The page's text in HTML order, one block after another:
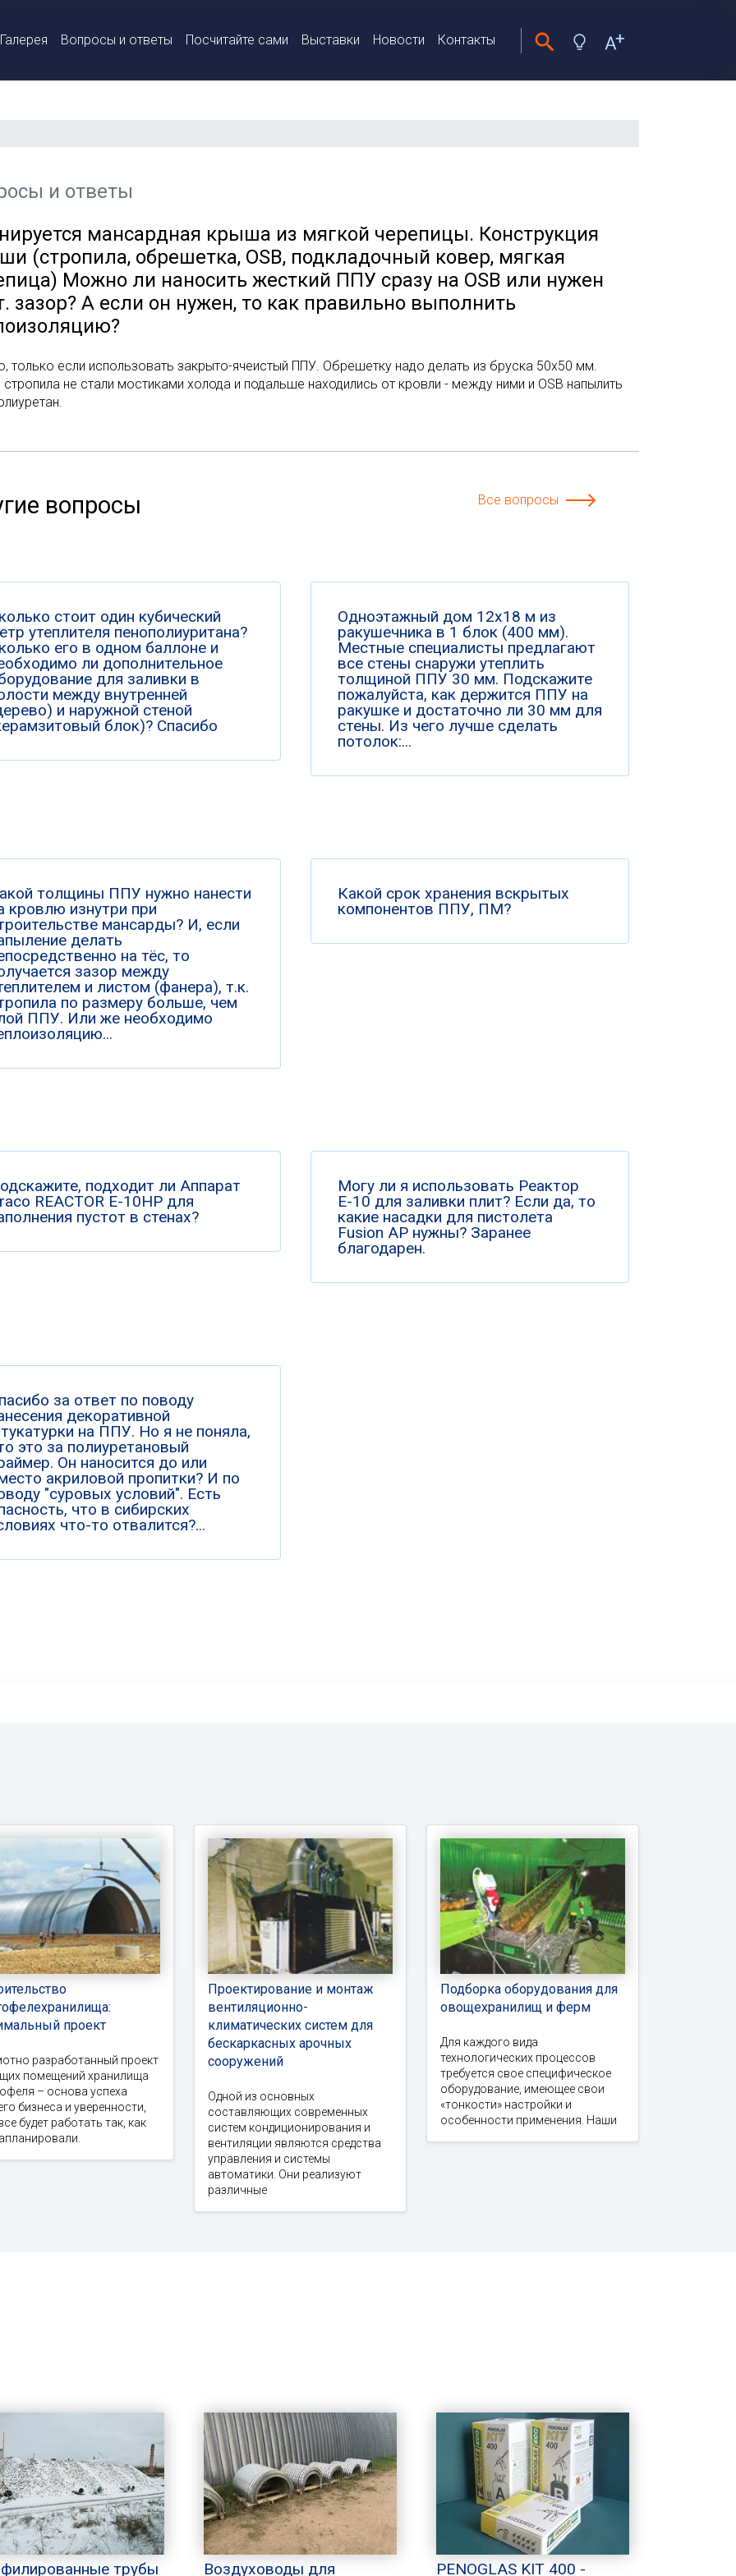
Галерея Вопросы и ответы Посчитайте сами Выставки Новости Контакты
и ответы
мансардная крыша из мягкой черепицы. Конструкция
(стропила, обрешетка, OSB, подкладочный ковер, мягкая
Можно ли наносить жесткий ППУ сразу на OSB или нужен
зазор? А если он нужен, то как правильно выполнить
только если использовать закрыто-ячеистый ППУ. Обрешетку надо делать из бруска 50х50 мм.
не cтали мостиками холода и подальше находились от кровли - между ними и OSB напылить
вопросы Все вопросы
стоит один кубический
утеплителя пенополиуритана?
его в одном баллоне и
ли дополнительное
для заливки в
между внутренней
и наружной стеной
блок)? Спасибо
Одноэтажный дом 12х18 м из
ракушечника в 1 блок (400 мм).
Местные специалисты предлагают
все стены снаружи утеплить
толщиной ППУ 30 мм. Подскажите
пожалуйста, как держится ППУ на
ракушке и достаточно ли 30 мм для
стены. Из чего лучше сделать
потолок:...
толщины ППУ нужно нанести
кровлю изнутри при
мансарды? И, если
делать
на тёс, то
зазор между
и листом (фанера), т.к.
по размеру больше, чем
ППУ. Или же необходимо
Какой срок хранения вскрытых
компонентов ППУ, ПМ?
подходит ли Аппарат
REACTOR E-10HP для
пустот в стенах?
Могу ли я использовать Реактор
Е-10 для заливки плит? Если да, то
какие насадки для пистолета
Fusion AP нужны? Заранее
благодарен.
за ответ по поводу
декоративной
на ППУ. Но я не поняла,
это за полиуретановый
Он наносится до или
акриловой пропитки? И по
"суровых условий". Есть
что в сибирских
что-то отвалится?...
проект
разработанный проект
помещений хранилища
– основа успеха
бизнеса и уверенности,
будет работать так, как
Проектирование и монтаж
вентиляционно-
климатических систем для
бескаркасных арочных
сооружений
Одной из основных
составляющих современных
систем кондиционирования и
вентиляции являются средства
управления и системы
автоматики. Они реализуют
различные
Подборка оборудования для
овощехранилищ и ферм
Для каждого вида
технологических процессов
требуется свое специфическое
оборудование, имеющее свои
«тонкости» настройки и
особенности применения. Наши
трубы Воздуховоды для PENOGLAS KIT 400 -